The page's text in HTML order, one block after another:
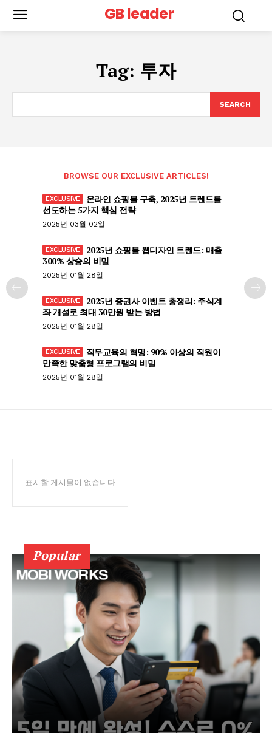
GB leader
Tag: 투자
SEARCH
BROWSE OUR EXCLUSIVE ARTICLES!
온라인 쇼핑몰 구축, 2025년 트렌드를
선도하는 5가지 핵심 전략
2025년 03월 02일
2025년 쇼핑몰 웹디자인 트렌드: 매출
300% 상승의 비밀
2025년 01월 28일
2025년 증권사 이벤트 총정리: 주식계
좌 개설로 최대 30만원 받는 방법
2025년 01월 28일
직무교육의 혁명: 90% 이상의 직원이
만족한 맞춤형 프로그램의 비밀
2025년 01월 28일
표시할 게시물이 없습니다
Popular